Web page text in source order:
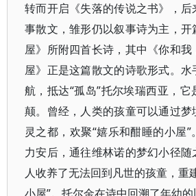
转而开启《失落的传说之书》，后
事散文，雏形仍以叙事诗为主，
屋》所附四首长诗，其中《你和
屋》正是这篇散文的诗歌形式。
航，抵达“孤岛”托尔埃瑞西亚，
颠。曾经，人类的孩童可以通过
灵之都，欢聚“嬉乐和酣睡的小屋
力安后，通往维林诺的梦幻小径
人收养了无法回到凡世的孩童，重